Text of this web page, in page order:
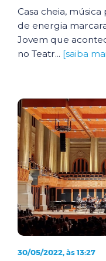
Casa cheia,
de energia
Jovem que
no Teatr... [saiba
30/05/2022, às 13:27